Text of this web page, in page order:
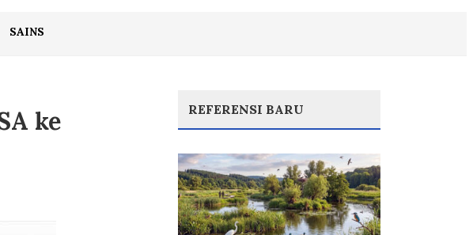
SAINS
ke
REFERENSI BARU